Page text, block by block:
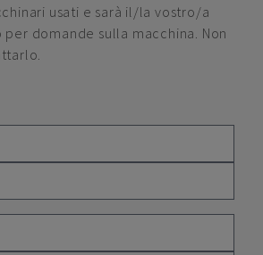
usati e sarà il/la vostro/a
domande sulla macchina. Non